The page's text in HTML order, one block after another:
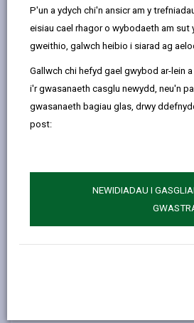
P'un a ydych chi'n ansicr am y
eisiau cael rhagor o wybodaeth am sut
gweithio, galwch heibio i siarad ag
Gallwch chi hefyd gael gwybod ar-lein
i'r gwasanaeth casglu newydd, neu'n
gwasanaeth bagiau glas, drwy
post:
NEWIDIADAU I
fod yn:
Eang:Dylai'r addysg
o wybodaeth, dealltwriaeth a
Cytbwys: Dylid dyrannu
Maes Dysgu.
Mae gennych yr hawl i addysgu
cartref ar yr amod eich bod yn
7 Deddf Addysg 1996, sy'n rhoi
plentyn o oedran ysgol gorfodol i
amser llawn effeithlon sy'n addas